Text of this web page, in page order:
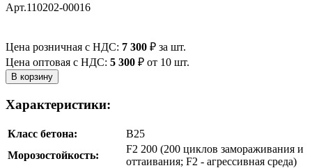
Арт.110202-00016
Цена розничная с НДС: 7 300 ₽ за шт.
Цена оптовая с НДС: 5 300 ₽ от 10 шт.
Характеристики:
Класс бетона:
В25
Морозостойкость:
F2 200 (200 циклов замораживания и
оттаивания; F2 - агрессивная среда)